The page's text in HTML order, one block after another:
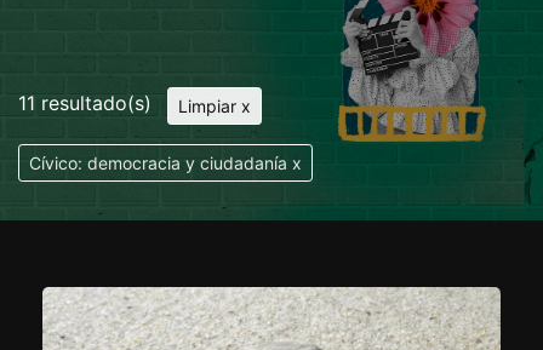
11 resultado(s) Limpiar x
Cívico: democracia y ciudadanía x